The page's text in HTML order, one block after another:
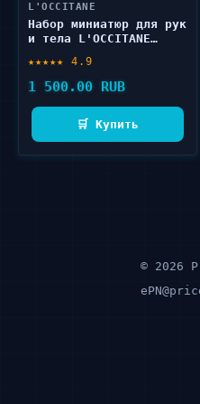
L'OCCITANE
Набор миниатюр для рук
и тела L'OCCITANE
★★★★★ 4.9
1 500.00 RUB
🛒 Купить
© 2026